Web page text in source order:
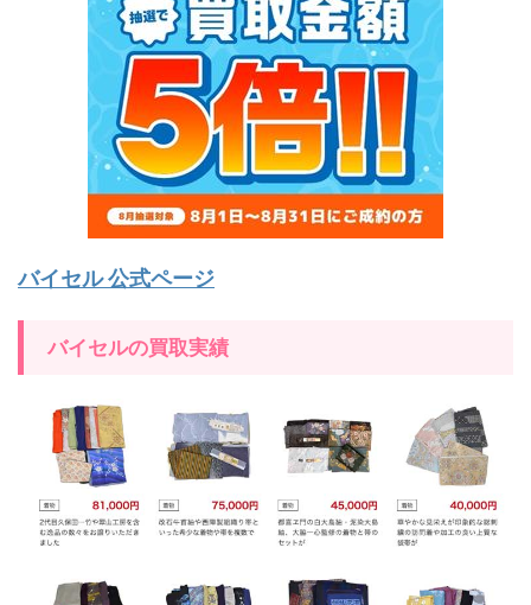
バイセル 公式ページ
バイセルの買取実績